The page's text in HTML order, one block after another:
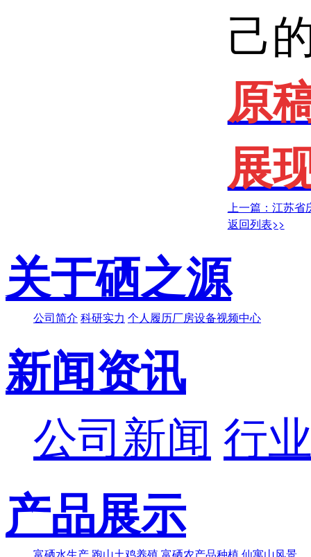
己
原
展
上一篇：江苏省
返回列表>>
关于硒之源
公司简介 科研实力 个人履历厂房设备视频中心
新闻资讯
公司新闻 行
产品展示
富硒水生产 跑山土鸡养殖 富硒农产品种植 仙寓山风景